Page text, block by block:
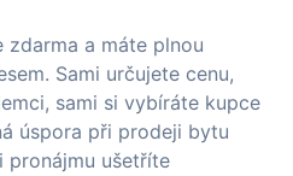
zdarma a máte plnou
Sami určujete cenu,
sami si vybíráte kupce
úspora při prodeji bytu
pronájmu ušetříte